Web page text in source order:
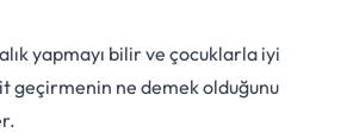
yapmayı bilir ve çocuklarla iyi
geçirmenin ne demek olduğunu